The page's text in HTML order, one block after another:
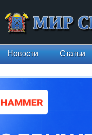
Новости Статьи